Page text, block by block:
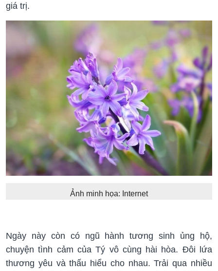
giá trị.
Ảnh minh họa: Internet
Ngày này còn có ngũ hành tương sinh ủng hộ,
chuyện tình cảm của Tý vô cùng hài hòa. Đôi lứa
thương yêu và thấu hiểu cho nhau. Trải qua nhiều